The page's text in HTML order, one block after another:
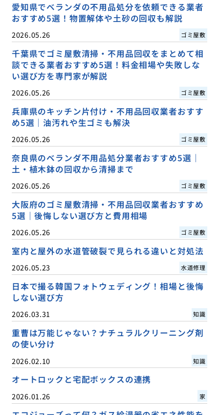
愛知県でベランダの不用品処分を依頼できる業者
おすすめ5選！物置解体や土砂の回収も解説
2026.05.26 ゴミ屋敷
千葉県でゴミ屋敷清掃・不用品回収をまとめて相
談できる業者おすすめ5選！料金相場や失敗しな
い選び方を専門家が解説
2026.05.26 ゴミ屋敷
兵庫県のキッチン片付け・不用品回収業者おすす
め5選｜油汚れや生ゴミも解決
2026.05.26 ゴミ屋敷
奈良県のベランダ不用品処分業者おすすめ5選｜
土・植木鉢の回収から清掃まで
2026.05.26 ゴミ屋敷
大阪府のゴミ屋敷清掃・不用品回収業者おすすめ
5選｜後悔しない選び方と費用相場
2026.05.26 ゴミ屋敷
室内と屋外の水道管破裂で見られる違いと対処法
2026.05.23 水道修理
日本で撮る韓国フォトウェディング！相場と後悔
しない選び方
2026.03.31 知識
重曹は万能じゃない？ナチュラルクリーニング剤
の使い分け
2026.02.10 知識
オートロックと宅配ボックスの連携
2026.01.26 家